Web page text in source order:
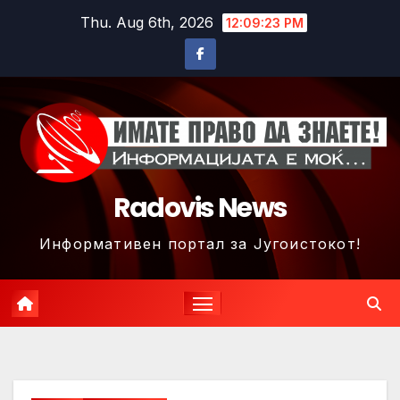
Thu. Aug 6th, 2026 12:09:25 PM
Radovis News
Информативен портал за Југоистокот!